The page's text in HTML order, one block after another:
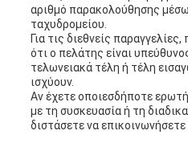
αριθμό παρακολούθησης
ταχυδρομείου.
Για τις διεθνείς
ότι ο πελάτης είναι
τελωνειακά τέλη ή τέλη
ισχύουν.
Αν έχετε οποιεσδήποτε
με τη συσκευασία ή τη
διστάσετε να επικοινωνήσετε